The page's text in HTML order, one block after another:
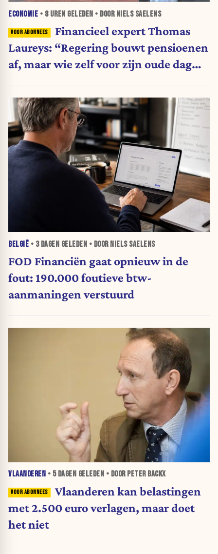
ECONOMIE • 8 UREN GELEDEN • DOOR NIELS SAELENS
Financieel expert Thomas
Laureys: “Regering bouwt pensioenen
af, maar wie zelf voor zijn oude dag
BELGIË • 3 DAGEN GELEDEN • DOOR NIELS SAELENS
FOD Financiën gaat opnieuw in de
fout: 190.000 foutieve btw-
aanmaningen verstuurd
VLAANDEREN • 5 DAGEN GELEDEN • DOOR PETER BACKX
Vlaanderen kan belastingen
met 2.500 euro verlagen, maar doet
het niet